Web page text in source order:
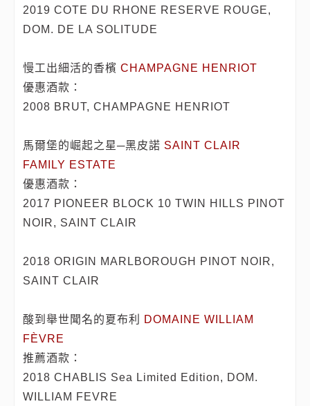
2019 COTE DU RHONE RESERVE ROUGE,
DOM. DE LA SOLITUDE
慢工出細活的香檳CHAMPAGNE HENRIOT
優惠酒款：
2008 BRUT, CHAMPAGNE HENRIOT
馬爾堡的崛起之星─黑皮諾 SAINT CLAIR
FAMILY ESTATE
優惠酒款：
2017 PIONEER BLOCK 10 TWIN HILLS PINOT
NOIR, SAINT CLAIR
2018 ORIGIN MARLBOROUGH PINOT NOIR,
SAINT CLAIR
酸到舉世聞名的夏布利
DOMAINE WILLIAM
FÈVRE
推薦酒款：
2018 CHABLIS Sea Limited Edition, DOM.
WILLIAM FEVRE